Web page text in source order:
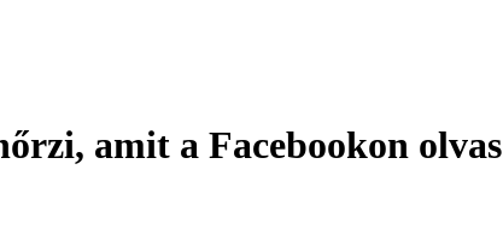
amit a Facebookon olvas